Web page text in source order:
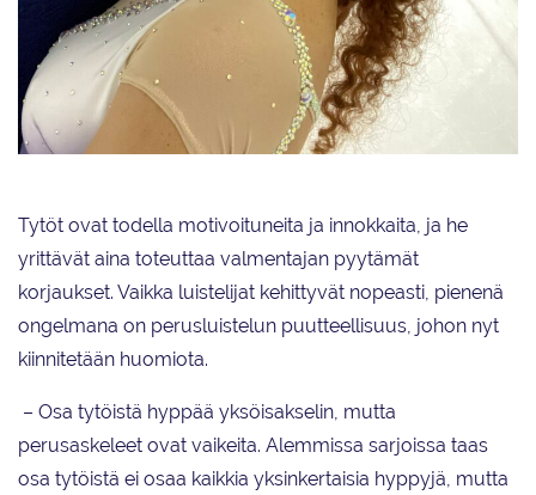
Tytöt ovat todella motivoituneita ja innokkaita, ja he
yrittävät aina toteuttaa valmentajan pyytämät
korjaukset. Vaikka luistelijat kehittyvät nopeasti, pienenä
ongelmana on perusluistelun puutteellisuus, johon nyt
kiinnitetään huomiota.
– Osa tytöistä hyppää yksöisakselin, mutta
perusaskeleet ovat vaikeita. Alemmissa sarjoissa taas
osa tytöistä ei osaa kaikkia yksinkertaisia hyppyjä, mutta